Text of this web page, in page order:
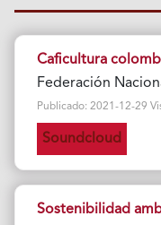
Caficultura
Federación
Publicado: 2021-12-29
Soundcloud
Sostenibilidad